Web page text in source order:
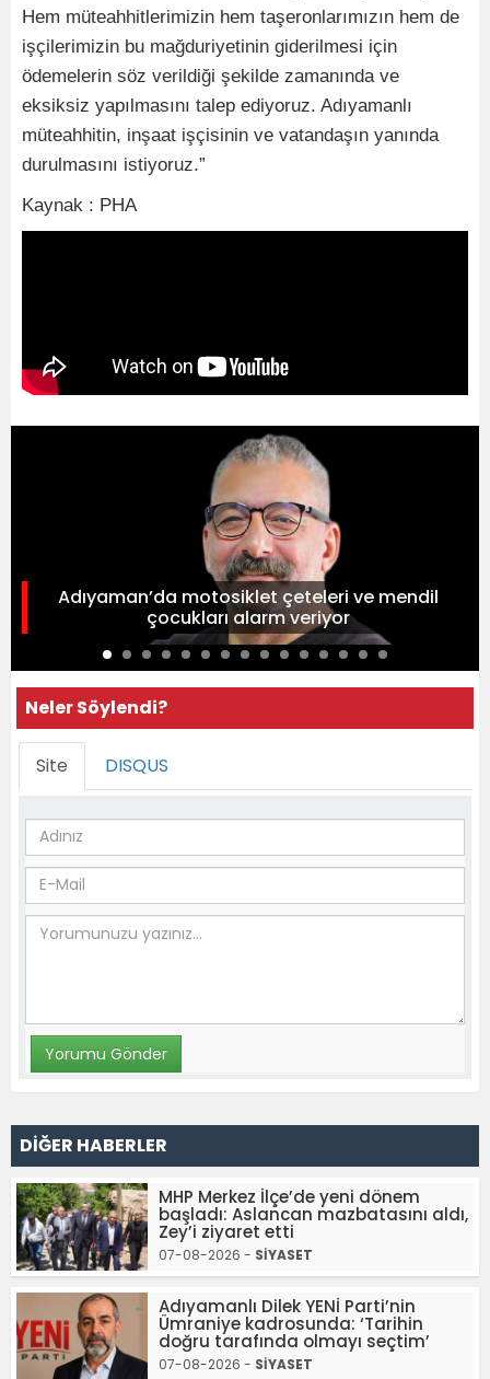
Hem müteahhitlerimizin hem taşeronlarımızın hem de
işçilerimizin bu mağduriyetinin giderilmesi için
ödemelerin söz verildiği şekilde zamanında ve
eksiksiz yapılmasını talep ediyoruz. Adıyamanlı
müteahhitin, inşaat işçisinin ve vatandaşın yanında
durulmasını istiyoruz.”
Kaynak : PHA
Adıyaman’da motosiklet çeteleri ve mendil
çocukları alarm veriyor
Neler Söylendi?
Site DISQUS
DİĞER HABERLER
MHP Merkez İlçe’de yeni dönem
başladı: Aslancan mazbatasını aldı,
Zey’i ziyaret etti
07-08-2026 - SİYASET
Adıyamanlı Dilek YENİ Parti’nin
Ümraniye kadrosunda: ‘Tarihin
doğru tarafında olmayı seçtim’
07-08-2026 - SİYASET